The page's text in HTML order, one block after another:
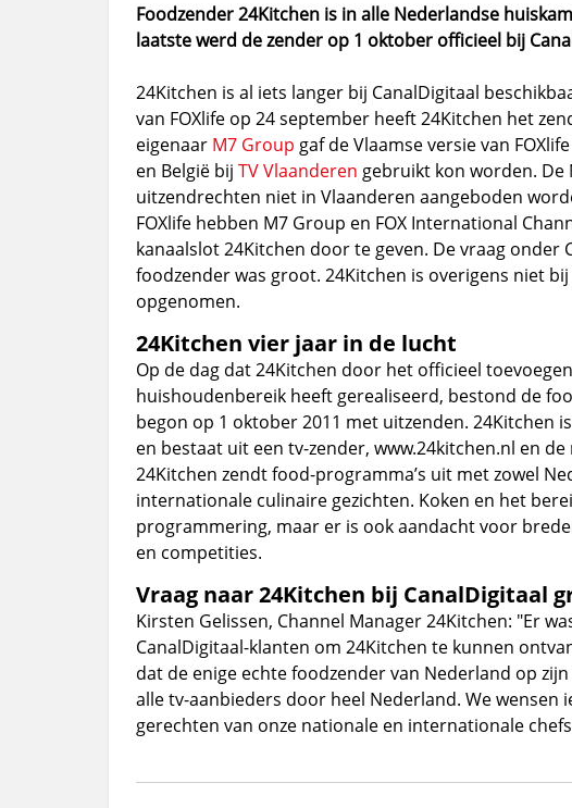
Foodzender 24Kitchen is in alle Nederlandse
laatste werd de zender op 1 oktober officieel bij
24Kitchen is al iets langer bij CanalDigitaal
van FOXlife op 24 september heeft 24Kitchen het
eigenaar M7 Group gaf de Vlaamse versie van
en België bij TV Vlaanderen gebruikt kon worden. De
uitzendrechten niet in Vlaanderen aangeboden
FOXlife hebben M7 Group en FOX International
kanaalslot 24Kitchen door te geven. De vraag onder
foodzender was groot. 24Kitchen is overigens niet
opgenomen.
24Kitchen vier jaar in de lucht
Op de dag dat 24Kitchen door het officieel
huishoudenbereik heeft gerealiseerd, bestond de
begon op 1 oktober 2011 met uitzenden. 24Kitchen
en bestaat uit een tv-zender, www.24kitchen.nl en
24Kitchen zendt food-programma’s uit met zowel
internationale culinaire gezichten. Koken en het
programmering, maar er is ook aandacht voor
en competities.
Vraag naar 24Kitchen bij CanalDigitaal
Kirsten Gelissen, Channel Manager 24Kitchen: "Er
CanalDigitaal-klanten om 24Kitchen te kunnen
dat de enige echte foodzender van Nederland op
alle tv-aanbieders door heel Nederland. We wensen
gerechten van onze nationale en internationale